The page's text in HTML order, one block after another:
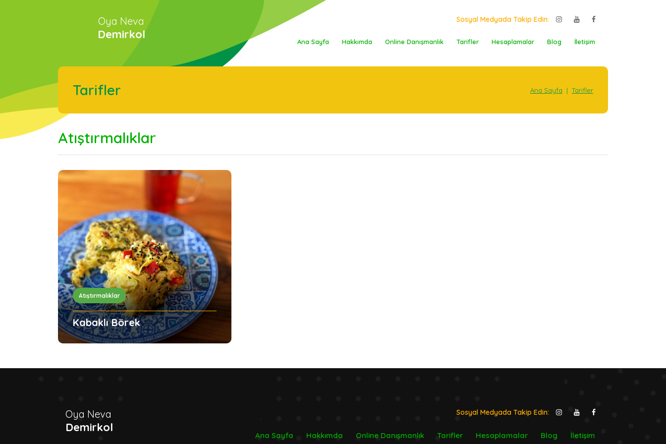
Oya Neva
Demirkol
Sosyal Medyada Takip Edin:
Ana Sayfa Hakkımda Online Danışmanlık Tarifler Hesaplamalar Blog İletişim
Ana Sayfa | Tarifler
Tarifler
Atıştırmalıklar
Atıştırmalıklar
Kabaklı Börek
Oya Neva
Demirkol
Sosyal Medyada Takip Edin:
Ana Sayfa Hakkımda Online Danışmanlık Tarifler Hesaplamalar Blog İletişim